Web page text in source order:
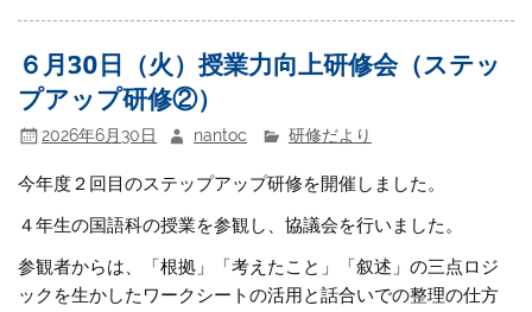
６月30日（火）授業力向上研修会（ステッ
プアップ研修②）
2026年6月30日 nantoc 研修だより
今年度２回目のステップアップ研修を開催しました。
４年生の国語科の授業を参観し、協議会を行いました。
参観者からは、「根拠」「考えたこと」「叙述」の三点ロジ
ックを生かしたワークシートの活用と話合いでの整理の仕方